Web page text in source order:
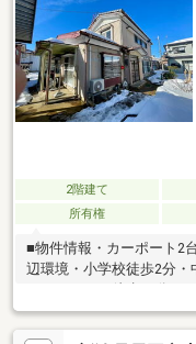
2階建て
所有権
■物件情報・カーポート2
辺環境・小学校徒歩2分・
ーパーマルイ徒歩10分・
5分・郵便局徒歩6分■こ
いお家に住みたい方・買